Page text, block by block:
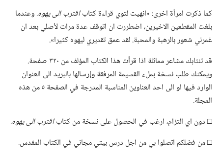
كما ذكرت امرأة اخرى:‏ «انهيت لتوي قراءة كتاباقترب الى يهوه.‏وعندما
بلغت المقطعين الاخيرين،‏ اضطررت ان اتوقف عدة مرات لأصلي بعد ان
غمرني شعور بالرهبة والمحبة.‏ لقد عمق تقديري ليهوه كثيرا».‏
قد تنتابك مشاعر مماثلة اذا قرأت هذا الكتاب المؤلف من ٣٢٠ صفحة.‏
ويمكنك طلب نسخة بملء القسيمة المرفقة وإرسالها بالبريد الى العنوان
الوارد فيها او الى احد العناوين المناسبة المدرجة في الصفحة ٥ من هذه
المجلة.‏
□ دون اي التزام،‏ ارغب في الحصول على نسخة من كتاباقترب الى يهوه.‏
□ من فضلكم اتصلوا بي من اجل درس بيتي مجاني في الكتاب المقدس.‏